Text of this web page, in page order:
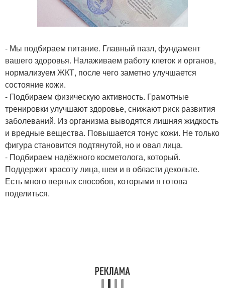
- Мы подбираем питание. Главный пазл, фундамент
вашего здоровья. Налаживаем работу клеток и органов,
нормализуем ЖКТ, после чего заметно улучшается
состояние кожи.
- Подбираем физическую активность. Грамотные
тренировки улучшают здоровье, снижают риск развития
заболеваний. Из организма выводятся лишняя жидкость
и вредные вещества. Повышается тонус кожи. Не только
фигура становится подтянутой, но и овал лица.
- Подбираем надёжного косметолога, который.
Поддержит красоту лица, шеи и в области декольте.
Есть много верных способов, которыми я готова
поделиться.